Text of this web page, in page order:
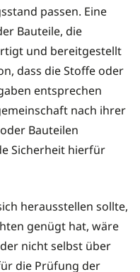
passen. Eine
Bauteile, die
und bereitgestellt
dass die Stoffe oder
entsprechen
nach ihrer
Bauteilen
Sicherheit hierfür
herausstellen sollte,
genügt hat, wäre
nicht selbst über
die Prüfung der